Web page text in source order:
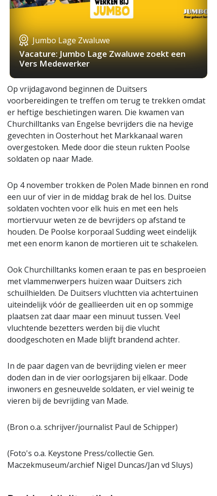
Jumbo Lage Zwaluwe
Vacature: Jumbo Lage Zwaluwe zoekt een
Vers Medewerker
Op vrijdagavond beginnen de Duitsers
voorbereidingen te treffen om terug te trekken omdat
er heftige beschietingen waren. Die kwamen van
Churchilltanks van Engelse bevrijders die na hevige
gevechten in Oosterhout het Markkanaal waren
overgestoken. Mede door die steun rukten Poolse
soldaten op naar Made.
Op 4 november trokken de Polen Made binnen en rond
een uur of vier in de middag brak de hel los. Duitse
soldaten vochten voor elk huis en met een hels
mortiervuur weten ze de bevrijders op afstand te
houden. De Poolse korporaal Sudding weet eindelijk
met een enorm kanon de mortieren uit te schakelen.
Ook Churchilltanks komen eraan te pas en besproeien
met vlammenwerpers huizen waar Duitsers zich
schuilhielden. De Duitsers vluchtten via achtertuinen
uiteindelijk vóór de geallieerden uit en op sommige
plaatsen zat daar maar een minuut tussen. Veel
vluchtende bezetters werden bij die vlucht
doodgeschoten en Made blijft brandend achter.
In de paar dagen van de bevrijding vielen er meer
doden dan in de vier oorlogsjaren bij elkaar. Dode
inwoners en gesneuvelde soldaten, er viel weinig te
vieren bij de bevrijding van Made.
(Bron o.a. schrijver/journalist Paul de Schipper)
(Foto's o.a. Keystone Press/collectie Gen.
Maczekmuseum/archief Nigel Duncas/Jan vd Sluys)